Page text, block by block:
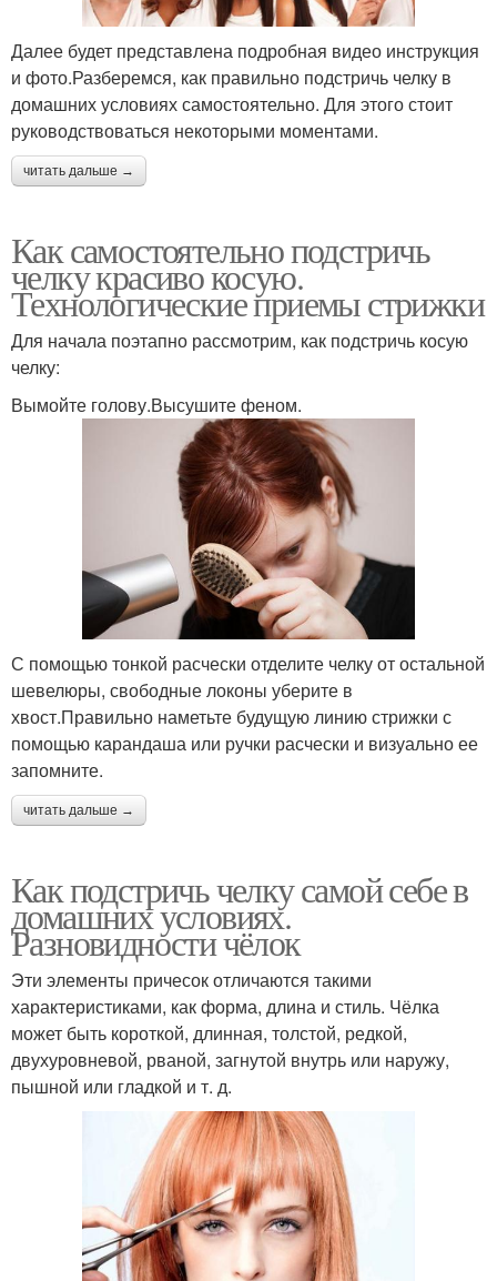
Далее будет представлена подробная видео инструкция
и фото.Разберемся, как правильно подстричь челку в
домашних условиях самостоятельно. Для этого стоит
руководствоваться некоторыми моментами.
читать дальше →
Как самостоятельно подстричь
челку красиво косую.
Технологические приемы стрижки
Для начала поэтапно рассмотрим, как подстричь косую
челку:
Вымойте голову.Высушите феном.
С помощью тонкой расчески отделите челку от остальной
шевелюры, свободные локоны уберите в
хвост.Правильно наметьте будущую линию стрижки с
помощью карандаша или ручки расчески и визуально ее
запомните.
читать дальше →
Как подстричь челку самой себе в
домашних условиях.
Разновидности чёлок
Эти элементы причесок отличаются такими
характеристиками, как форма, длина и стиль. Чёлка
может быть короткой, длинная, толстой, редкой,
двухуровневой, рваной, загнутой внутрь или наружу,
пышной или гладкой и т. д.